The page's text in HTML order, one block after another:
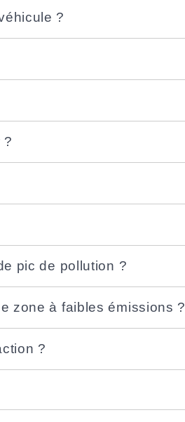
?
?
pic de pollution ?
zone à faibles émissions ?
?